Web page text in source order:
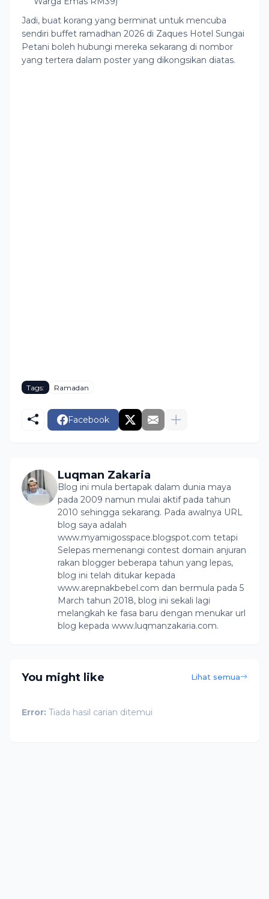
Jadi, buat korang yang berminat untuk mencuba
sendiri buffet ramadhan 2026 di Zaques Hotel Sungai
Petani boleh hubungi mereka sekarang di nombor
yang tertera dalam poster yang dikongsikan diatas.
Tags: Ramadan
Facebook
Luqman Zakaria
Blog ini mula bertapak dalam dunia maya
pada 2009 namun mulai aktif pada tahun
2010 sehingga sekarang. Pada awalnya URL
blog saya adalah
www.myamigosspace.blogspot.com tetapi
Selepas memenangi contest domain anjuran
rakan blogger beberapa tahun yang lepas,
blog ini telah ditukar kepada
www.arepnakbebel.com dan bermula pada 5
March tahun 2018, blog ini sekali lagi
melangkah ke fasa baru dengan menukar url
blog kepada www.luqmanzakaria.com.
You might like Lihat semua
Error: Tiada hasil carian ditemui